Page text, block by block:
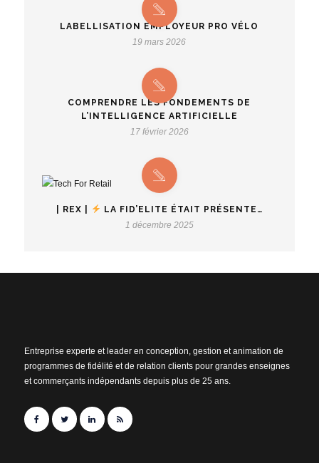
LABELLISATION EMPLOYEUR PRO VÉLO
19 mars 2026
COMPRENDRE LES FONDEMENTS DE
L’INTELLIGENCE ARTIFICIELLE
17 février 2026
| REX |
LA FID’ELITE ÉTAIT PRÉSENTE…
1 décembre 2025
Entreprise experte et leader en conception, gestion et animation de
programmes de fidélité et de relation clients pour grandes enseignes
et commerçants indépendants depuis plus de 25 ans.